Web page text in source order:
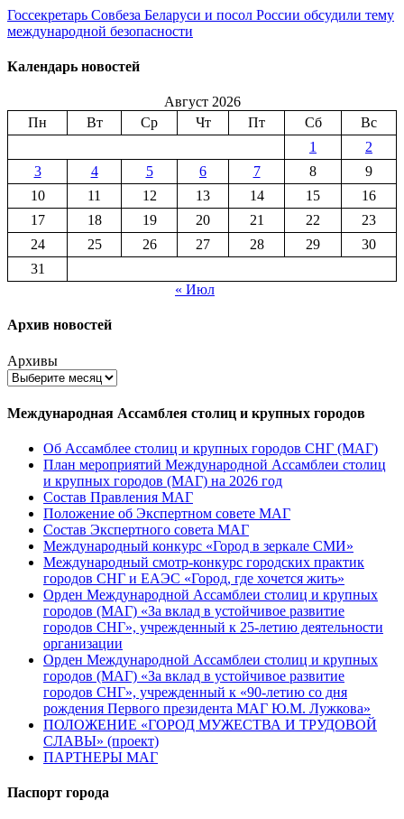
Госсекретарь Совбеза Беларуси и посол России обсудили тему
международной безопасности
Календарь новостей
Август 2026
Пн
Вт Ср Чт Пт Сб
Вс
1
2
3
4 5 6 7 8
9
10
11 12 13 14 15
16
17
18 19 20 21 22
23
24
25 26 27 28 29
30
31
« Июл
Архив новостей
Архивы
Международная Ассамблея столиц и крупных городов
Об Ассамблее столиц и крупных городов СНГ (МАГ)
План мероприятий Международной Ассамблеи столиц
и крупных городов (МАГ) на 2026 год
Состав Правления МАГ
Положение об Экспертном совете МАГ
Состав Экспертного совета МАГ
Международный конкурс «Город в зеркале СМИ»
Международный смотр-конкурс городских практик
городов СНГ и ЕАЭС «Город, где хочется жить»
Орден Международной Ассамблеи столиц и крупных
городов (МАГ) «За вклад в устойчивое развитие
городов СНГ», учрежденный к 25-летию деятельности
организации
Орден Международной Ассамблеи столиц и крупных
городов (МАГ) «За вклад в устойчивое развитие
городов СНГ», учрежденный к «90-летию со дня
рождения Первого президента МАГ Ю.М. Лужкова»
ПОЛОЖЕНИЕ «ГОРОД МУЖЕСТВА И ТРУДОВОЙ
СЛАВЫ» (проект)
ПАРТНЕРЫ МАГ
Паспорт города